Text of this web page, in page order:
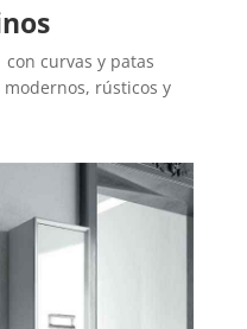
curvas y patas
rústicos y